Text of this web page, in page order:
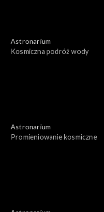
Astronarium
Kosmiczna podróż wody
Astronarium
Promieniowanie kosmiczne